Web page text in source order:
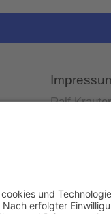
Ralf
|Datenschutz